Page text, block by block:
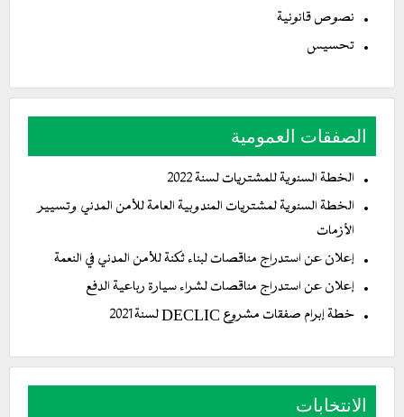
نصوص قانونية
تحسيس
الصفقات العمومية
الخطة السنوية للمشتريات لسنة 2022
الخطة السنوية لمشتريات المندوبية العامة للأمن المدني وتسيير
الأزمات
إعلان عن استدراج مناقصات لبناء ثكنة للأمن المدني في النعمة
إعلان عن استدراج مناقصات لشراء سيارة رباعية الدفع
خطة إبرام صفقات مشروع DECLIC لسنة 2021
الانتخابات